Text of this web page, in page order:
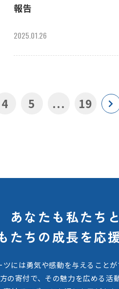
報告
2025.01.26
4 5 ... 19
あなたも私たち
たちの成長を応
ツには勇気や感動を与えることが
の寄付で、その魅力を広める活